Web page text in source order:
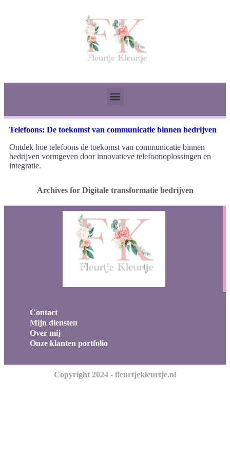
Telefoons: De toekomst van communicatie binnen bedrijven
Ontdek hoe telefoons de toekomst van communicatie binnen
bedrijven vormgeven door innovatieve telefoonoplossingen en
integratie.
Archives for Digitale transformatie bedrijven
Contact
Mijn diensten
Over mij
Onze klanten portfolio
Copyright 2024 - fleurtjekleurtje.nl